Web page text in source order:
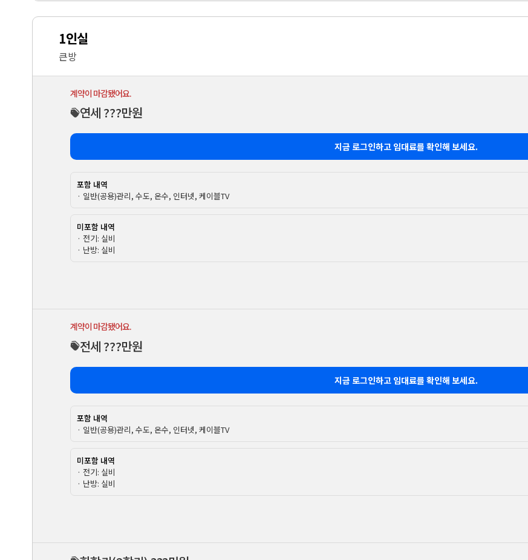
1인실
큰방
계약이 마감됐어요.
연세 ???만원
지금 로그인하고 임대료를 확인해 보세요.
포함 내역
· 일반(공용)관리, 수도, 온수, 인터넷, 케이블TV
미포함 내역
· 전기: 실비
· 난방: 실비
계약이 마감됐어요.
전세 ???만원
지금 로그인하고 임대료를 확인해 보세요.
포함 내역
· 일반(공용)관리, 수도, 온수, 인터넷, 케이블TV
미포함 내역
· 전기: 실비
· 난방: 실비